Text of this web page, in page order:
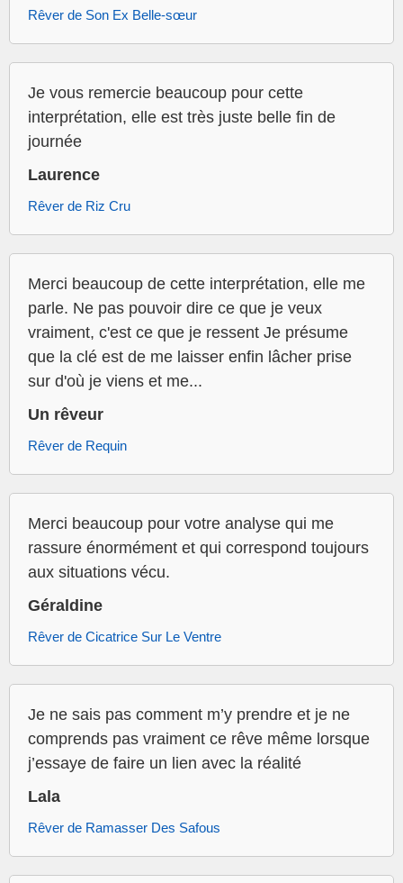
Rêver de Son Ex Belle-sœur
Je vous remercie beaucoup pour cette
interprétation, elle est très juste belle fin de
journée
Laurence
Rêver de Riz Cru
Merci beaucoup de cette interprétation, elle me
parle. Ne pas pouvoir dire ce que je veux
vraiment, c'est ce que je ressent Je présume
que la clé est de me laisser enfin lâcher prise
sur d'où je viens et me...
Un rêveur
Rêver de Requin
Merci beaucoup pour votre analyse qui me
rassure énormément et qui correspond toujours
aux situations vécu.
Géraldine
Rêver de Cicatrice Sur Le Ventre
Je ne sais pas comment m’y prendre et je ne
comprends pas vraiment ce rêve même lorsque
j’essaye de faire un lien avec la réalité
Lala
Rêver de Ramasser Des Safous